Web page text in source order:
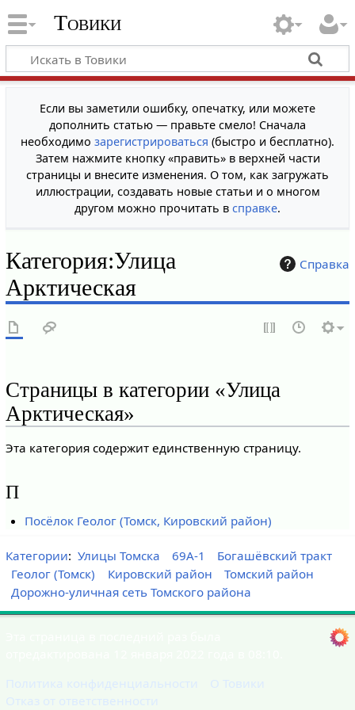
Товики
Если вы заметили ошибку, опечатку, или можете
дополнить статью — правьте смело! Сначала
необходимо зарегистрироваться (быстро и бесплатно).
Затем нажмите кнопку «править» в верхней части
страницы и внесите изменения. О том, как загружать
иллюстрации, создавать новые статьи и о многом
другом можно прочитать в справке.
Справка
Категория:Улица
Арктическая
Страницы в категории «Улица
Арктическая»
Эта категория содержит единственную страницу.
П
Посёлок Геолог (Томск, Кировский район)
Категории: Улицы Томска 69А-1
Богашёвский тракт
Геолог (Томск)
Кировский район
Томский район
Дорожно-уличная сеть Томского района